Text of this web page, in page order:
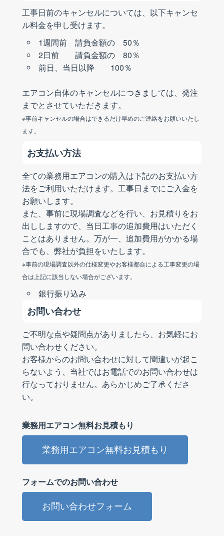
工事日前のキャンセルについては、以下キャンセ
ル料金を申し受けます。
1週間前 請負金額の 50％
2日前 請負金額の 80％
前日、当日以降 100％
エアコン自体のキャンセルにつきましては、発注
までとさせていただきます。
※事前キャンセルの場合はできるだけ早めのご連絡をお願いいたし
ます。
お支払い方法
全ての業務用エアコンの購入は下記のお支払い方
法をご利用いただけます。工事日までにご入金を
お願いします。
また、事前に現場調査などを行い、お見積りをお
出ししますので、当日工事の追加費用はいただく
ことはありません。万が一、追加費用がかかる場
合でも、弊社が負担をいたします。
※事前の現場調査以外の仕様変更やお客様都合による工事変更の場
合は上記に該当しない場合がございます。
銀行振り込み
お問い合わせ
ご不明な点や疑問点がありましたら、お気軽にお
問い合わせください。
お客様からのお問い合わせに対して間違いが起こ
らないよう、当社ではお電話でのお問い合わせは
行なっておりません。あらかじめご了承くださ
い。
業務用エアコン無料お見積もり
業務用エアコン無料お見積もり
フォームでのお問い合わせ
お問い合わせフォーム